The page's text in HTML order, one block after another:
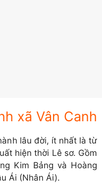
xã Vân Canh
lâu đời, ít nhất là từ
hiện thời Lê sơ. Gồm
Kim Bảng và Hoàng
Ái (Nhân Ái).